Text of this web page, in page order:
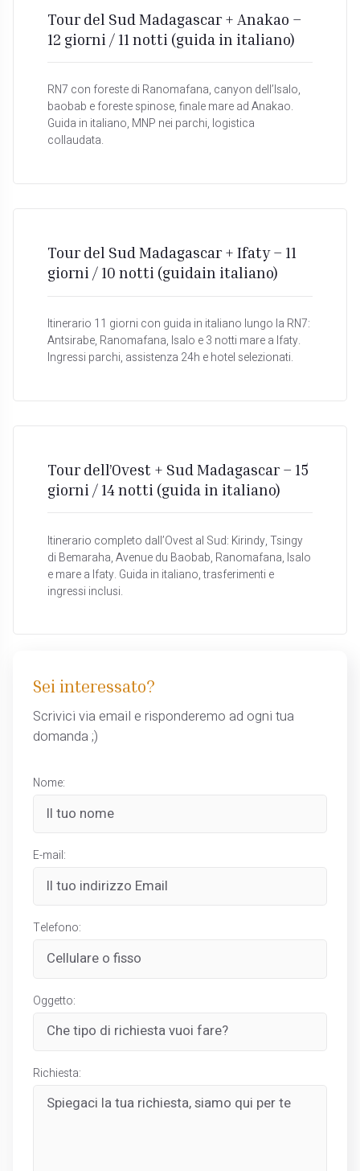
Tour del Sud Madagascar + Anakao –
12 giorni / 11 notti (guida in italiano)
RN7 con foreste di Ranomafana, canyon dell’Isalo,
baobab e foreste spinose, finale mare ad Anakao.
Guida in italiano, MNP nei parchi, logistica
collaudata.
Tour del Sud Madagascar + Ifaty – 11
giorni / 10 notti (guidain italiano)
Itinerario 11 giorni con guida in italiano lungo la RN7:
Antsirabe, Ranomafana, Isalo e 3 notti mare a Ifaty.
Ingressi parchi, assistenza 24h e hotel selezionati.
Tour dell’Ovest + Sud Madagascar – 15
giorni / 14 notti (guida in italiano)
Itinerario completo dall’Ovest al Sud: Kirindy, Tsingy
di Bemaraha, Avenue du Baobab, Ranomafana, Isalo
e mare a Ifaty. Guida in italiano, trasferimenti e
ingressi inclusi.
Sei interessato?
Scrivici via email e risponderemo ad ogni tua
domanda ;)
Nome:
E-mail:
Telefono:
Oggetto:
Richiesta: